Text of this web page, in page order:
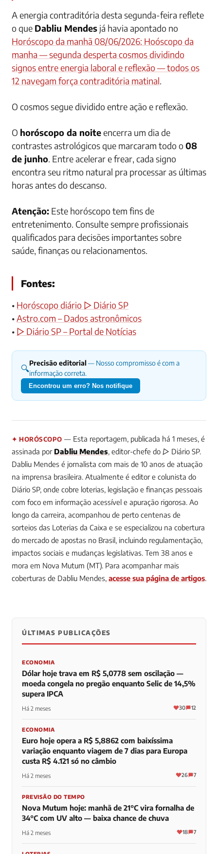
A energia contraditória desta segunda-feira reflete
o que Dabliu Mendes já havia apontado no
Horóscopo da manhã 08/06/2026: Hoóscopo da
manha — segunda desperta cosmos dividindo
signos entre energia laboral e reflexão — todos os
12 navegam força contraditória matinal.
O cosmos segue dividido entre ação e reflexão.
O horóscopo da noiteencerra um dia de
contrastes astrológicos que marcaram todo o08
de junho. Entre acelerar e frear, cada signo
encontra seu ritmo natural pra processar as últimas
horas antes do descanso.
Atenção: Este horóscopo tem fins de
entretenimento. Consulte sempre profissionais
qualificados para decisões importantes sobre
saúde, finanças ou relacionamentos.
Fontes:
• Horóscopo diário ▷ Diário SP
•Astro.com – Dados astronômicos
• ▷ Diário SP – Portal de Notícias
🔍Precisão editorial — Nosso compromisso é com a
informação correta.
Encontrou um erro? Nos notifique
✦ HORÓSCOPO — Esta reportagem, publicada há 1 meses, é
assinada por Dabliu Mendes, editor-chefe do ▷ Diário SP.
Dabliu Mendes é jornalista com mais de 10 anos de atuação
na imprensa brasileira. Atualmente é editor e colunista do
Diário SP, onde cobre loterias, legislação e finanças pessoais
com foco em informação acessível e apuração rigorosa. Ao
longo da carreira, acompanhou de perto centenas de
sorteios das Loterias da Caixa e se especializou na cobertura
do mercado de apostas no Brasil, incluindo regulamentação,
impactos sociais e mudanças legislativas. Tem 38 anos e
mora em Nova Mutum (MT). Para acompanhar mais
coberturas de Dabliu Mendes, acesse sua página de artigos.
0 0 0
ÚLTIMAS PUBLICAÇÕES
ECONOMIA
Dólar hoje trava em R$ 5,0778 sem oscilação —
moeda congela no pregão enquanto Selic de 14,5%
supera IPCA
Há 2 meses 30 12
ECONOMIA
Euro hoje opera a R$ 5,8862 com baixíssima
variação enquanto viagem de 7 dias para Europa
custa R$ 4.121 só no câmbio
Há 2 meses 26 7
PREVISÃO DO TEMPO
Nova Mutum hoje: manhã de 21°C vira fornalha de
34°C com UV alto — baixa chance de chuva
Há 2 meses 18 7